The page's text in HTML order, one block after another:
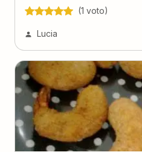
(1 voto)
Lucia